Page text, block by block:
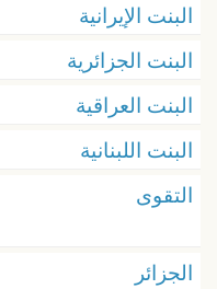
البنت الإيرانية
البنت الجزائرية
البنت العراقية
البنت اللبنانية
التقوى
الجزائر